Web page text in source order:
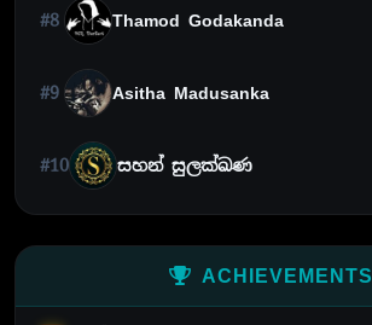
#8 Thamod Godakanda
#9 Asitha Madusanka
#10 සහන් සුලක්ඛණ
ACHIEVEMENTS